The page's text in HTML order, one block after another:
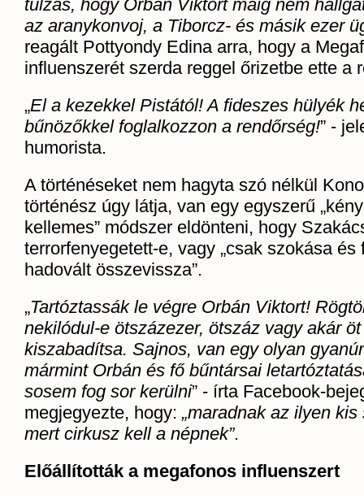
túlzás, hogy Orbán Viktort máig nem
az aranykonvoj, a Tiborcz- és másik ezer
reagált Pottyondy Edina arra, hogy a
influenszerét szerda reggel őrizetbe ette a
„El a kezekkel Pistától! A fideszes hülyék
bűnözőkkel foglalkozzon a rendőrség!” -
humorista.
A történéseket nem hagyta szó nélkül
történész úgy látja, van egy egyszerű
kellemes” módszer eldönteni, hogy
terrorfenyegetett-e, vagy „csak szokása és
hadovált összevissza”.
„Tartóztassák le végre Orbán Viktort!
nekilódul-e ötszázezer, ötszáz vagy akár
kiszabadítsa. Sajnos, van egy olyan
mármint Orbán és fő bűntársai
sosem fog sor kerülni” - írta Facebook-
megjegyezte, hogy: „maradnak az ilyen
mert cirkusz kell a népnek”.
Előállították a megafonos influenszert